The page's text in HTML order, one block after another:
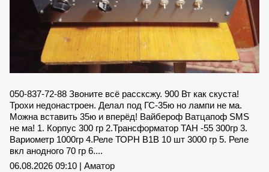
050-837-72-88 Звоните всё рассксжу. 900 Вт как скуста!
Трохи недонастроен. Делал под ГС-35ю но лампи не ма.
Можна вставить 35ю и вперёд! Вайбероф Ватцапоф SMS
не ма! 1. Корпус 300 гр 2.Трансформатор ТАН -55 300гр 3.
Вариометр 1000гр 4.Реле ТОРН В1В 10 шт 3000 гр 5. Реле
вкл анодного 70 гр 6....
06.08.2026 09:10 | Аматор